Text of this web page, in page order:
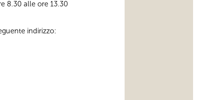
8.30 alle ore 13.30
indirizzo: